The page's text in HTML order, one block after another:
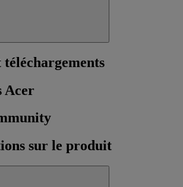
téléchargements
Acer
sur le produit